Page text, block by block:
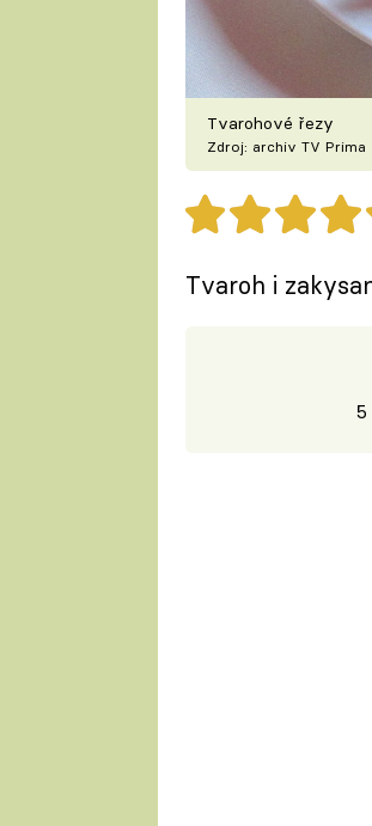
Tvarohové řezy
Zdroj: archiv TV Prima
Tvaroh i